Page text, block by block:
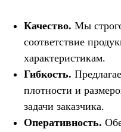
Качество. Мы
соответствие
характеристикам.
Гибкость.
плотности и
задачи заказчика.
Оперативность.